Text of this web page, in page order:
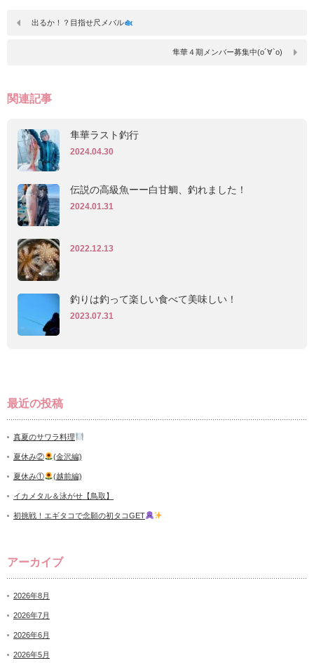
出るか！？目指せ尺メバル
隼華４期メンバー募集中(о´∀`о)
関連記事
隼華ラスト釣行
2024.04.30
伝説の高級魚ーー白甘鯛、釣れました！
2024.01.31
2022.12.13
釣りは釣って楽しい食べて美味しい！
2023.07.31
最近の投稿
真夏のサワラ料理
夏休み② (金沢編)
夏休み① (越前編)
イカメタル＆泳がせ【鳥取】
初挑戦！エギタコで念願の初タコGET
アーカイブ
2026年8月
2026年7月
2026年6月
2026年5月